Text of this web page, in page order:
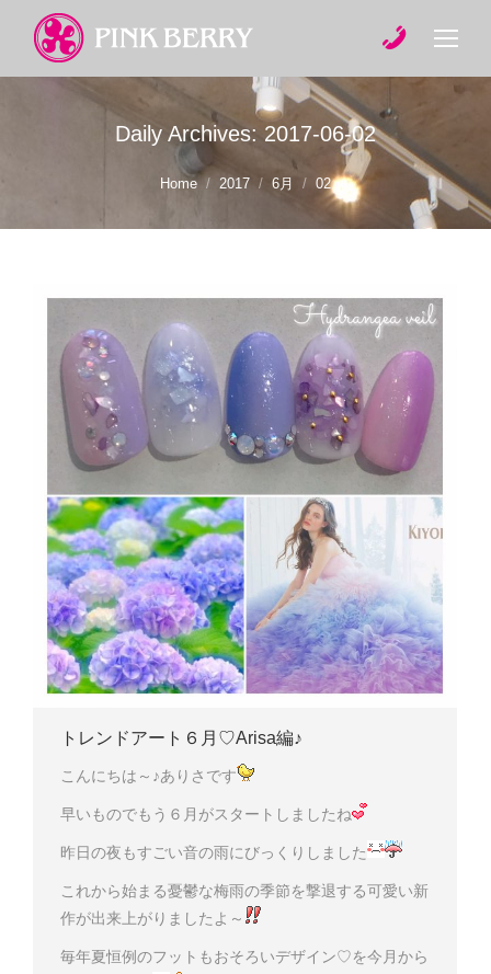
Daily Archives: 2017-06-02
Home 2017 6月 02
トレンドアート６月♡Arisa編♪
こんにちは～♪ありさです
早いものでもう６月がスタートしましたね
昨日の夜もすごい音の雨にびっくりしました
これから始まる憂鬱な梅雨の季節を撃退する可愛い新
作が出来上がりましたよ～
毎年夏恒例のフットもおそろいデザイン♡を今月から